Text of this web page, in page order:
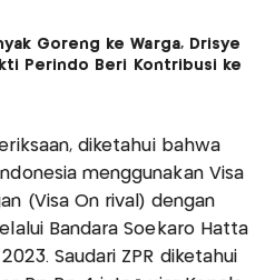
Goreng ke Warga, Drisye
Perindo Beri Kontribusi ke
diketahui bahwa
menggunakan Visa
(Visa On rival) dengan
Bandara Soekaro Hatta
Saudari ZPR diketahui